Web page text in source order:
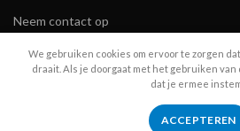
Neem contact op
R.A. Telecom
We gebruiken cookies om ervoor te zorgen
draait. Als je doorgaat met het gebruiken
dat je ermee
ACCEPTEREN